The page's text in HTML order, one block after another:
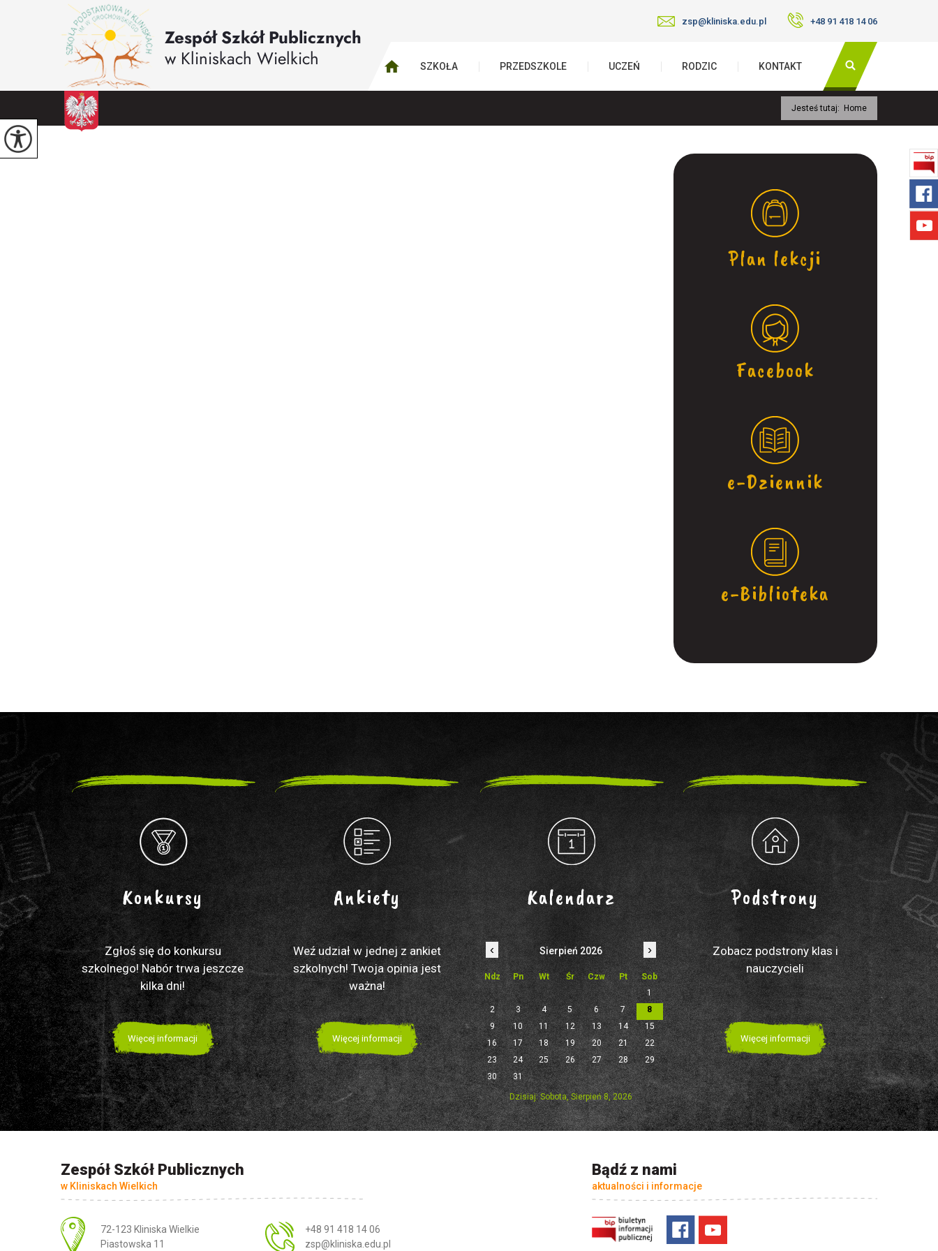
zsp@kliniska.edu.pl +48 91 418 14 06
SZKOŁA PRZEDSZKOLE UCZEŃ RODZIC KONTAKT
Jesteś tutaj: Home
Plan lekcji
Facebook
e-Dziennik
e-Biblioteka
Konkursy
Zgłoś się do konkursu
szkolnego! Nabór trwa jeszcze
kilka dni!
Więcej informacji
Ankiety
Weź udział w jednej z ankiet
szkolnych! Twoja opinia jest
ważna!
Więcej informacji
Kalendarz
‹ Sierpień 2026 ›
Ndz Pn Wt Śr Czw Pt
Sob
1
2
3 4 5 6 7
8
9
10 11 12 13 14
15
16
17 18 19 20 21
22
23
24 25 26 27 28
29
30
31
Dzisiaj: Sobota, Sierpień 8, 2026
Podstrony
Zobacz podstrony klas i
nauczycieli
Więcej informacji
Zespół Szkół Publicznych
w Kliniskach Wielkich
Adres pocztowy:
72-123 Kliniska Wielkie
Piastowska 11
+48 91 418 14 06
zsp@kliniska.edu.pl
Bądź z nami
aktualności i informacje